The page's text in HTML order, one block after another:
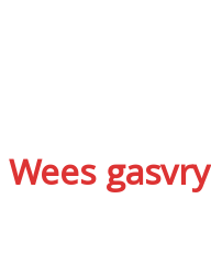
Wees gasvry